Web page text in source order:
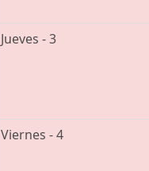
Jueves - 3
Viernes - 4